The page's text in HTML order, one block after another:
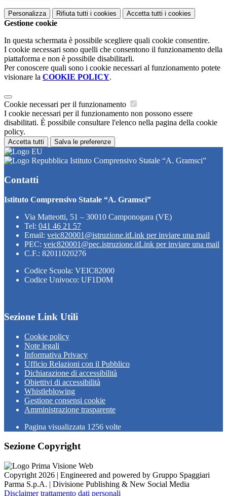
Personalizza Rifiuta tutti i cookies Accetta tutti i cookies
Gestione cookie
In questa schermata è possibile scegliere quali cookie consentire.
I cookie necessari sono quelli che consentono il funzionamento della
piattaforma e non è possibile disabilitarli.
Per conoscere quali sono i cookie necessari al funzionamento potete
visionare la COOKIE POLICY.
Cookie necessari per il funzionamento
I cookie necessari per il funzionamento non possono essere
disabilitati. È possibile consultare l'elenco nella pagina della cookie
policy.
Accetta tutti Salva le preferenze
Istituto Comprensivo Statale “A. Gramsci”
Contatti
Istituto Comprensivo Statale “A. Gramsci”
Via Matteotti, 51 – 30010 Camponogara (VE)
Tel: 041 46 21 57
Email: veic820001@istruzione.itLink per inviare una mail
PEC: veic820001@pec.istruzione.itLink per inviare una mail
C.F.: 82011020276
Codice Scuola: VEIC82000
Codice Univoco: UF1D0M
Sezione Link Utili
Cookie policy
Note legali
Informativa Privacy
Ufficio Relazioni con il Pubblico
Dichiarazione di accessibilità
Obiettivi di accessibilità
Whistleblowing
Gestione consensi cookie
Amministrazione trasparente
Pagina visualizzata 1256 volte
Sezione Copyright
Copyright 2026 | Engineered and powered by Gruppo Spaggiari
Parma S.p.A. | Divisione Publishing & New Social Media
Disclaimer trattamento dati personali